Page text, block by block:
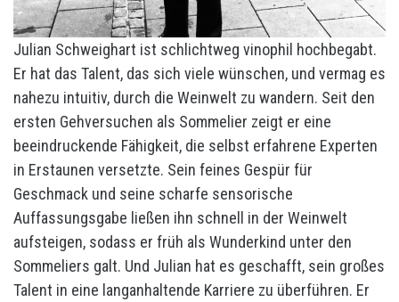
Julian Schweighart ist schlichtweg vinophil hochbegabt.
Er hat das Talent, das sich viele wünschen, und vermag es
nahezu intuitiv, durch die Weinwelt zu wandern. Seit den
ersten Gehversuchen als Sommelier zeigt er eine
beeindruckende Fähigkeit, die selbst erfahrene Experten
in Erstaunen versetzte. Sein feines Gespür für
Geschmack und seine scharfe sensorische
Auffassungsgabe ließen ihn schnell in der Weinwelt
aufsteigen, sodass er früh als Wunderkind unter den
Sommeliers galt. Und Julian hat es geschafft, sein großes
Talent in eine langanhaltende Karriere zu überführen. Er